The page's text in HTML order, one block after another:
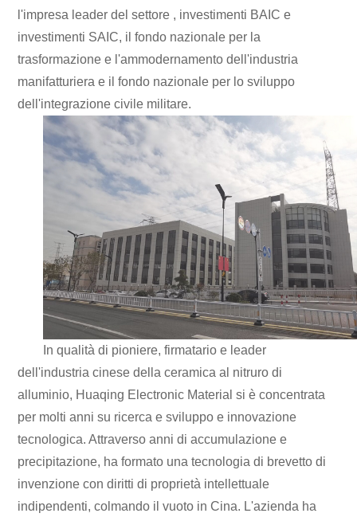
l'impresa leader del settore , investimenti BAIC e
investimenti SAIC, il fondo nazionale per la
trasformazione e l'ammodernamento dell'industria
manifatturiera e il fondo nazionale per lo sviluppo
dell'integrazione civile militare.
In qualità di pioniere, firmatario e leader
dell'industria cinese della ceramica al nitruro di
alluminio, Huaqing Electronic Material si è concentrata
per molti anni su ricerca e sviluppo e innovazione
tecnologica. Attraverso anni di accumulazione e
precipitazione, ha formato una tecnologia di brevetto di
invenzione con diritti di proprietà intellettuale
indipendenti, colmando il vuoto in Cina. L'azienda ha